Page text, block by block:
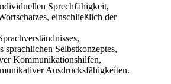
Sprechfähigkeit,
einschließlich der
sprachlichen Selbstkonzeptes,
Kommunikationshilfen,
Ausdrucksfähigkeiten.